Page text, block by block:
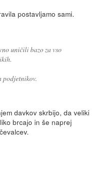
postavljamo sami.
uničili bazo za vso
podjetnikov.
davkov skrbijo, da veliki
brcajo in še naprej